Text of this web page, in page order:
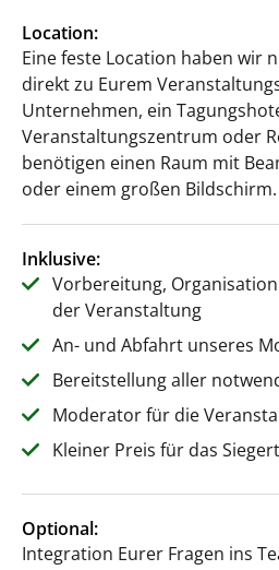
Location:
Eine feste Location haben wir
direkt zu Eurem
Unternehmen, ein
Veranstaltungszentrum oder
benötigen einen Raum mit
oder einem großen Bildschirm.
Inklusive:
Vorbereitung,
der Veranstaltung
An- und Abfahrt unseres
Bereitstellung aller
Moderator für die
Kleiner Preis für das
Optional:
Integration Eurer Fragen ins